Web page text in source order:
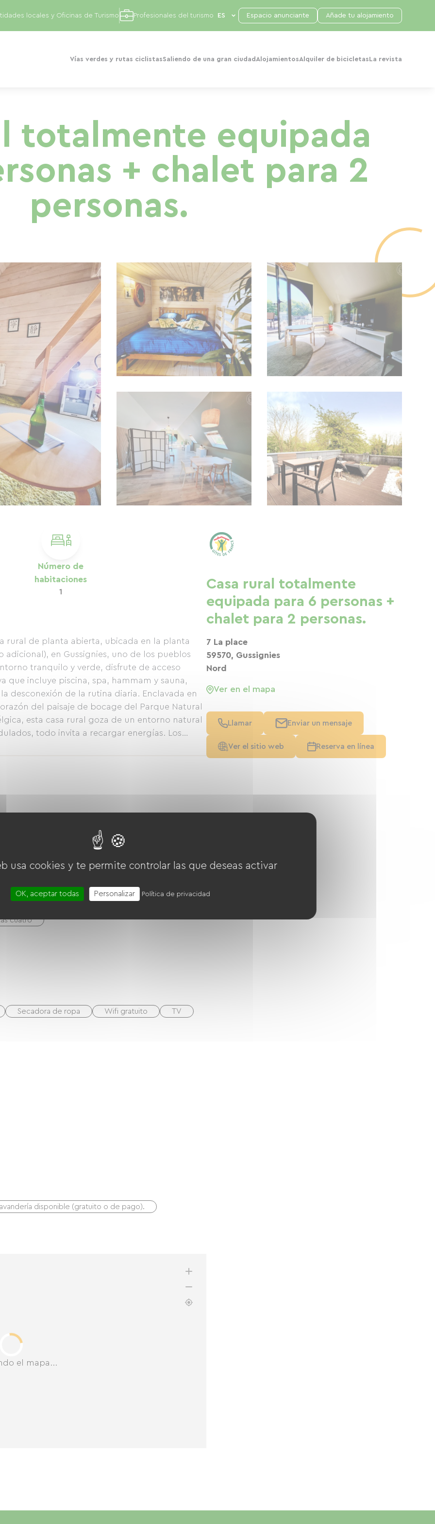
Vías verdes y rutas ciclistasSaliendo de una gran ciudad AlojamientosAlquiler de bicicletas La revista
locales y Oficinas de Turismo Profesionales del turismo Espacio anunciante Añade tu alojamiento
totalmente equipada
+ chalet para 2
personas.
Número de
habitaciones
1
rural de planta abierta, ubicada en la planta
en Gussignies, uno de los pueblos
tranquilo y verde, disfrute de acceso
que incluye piscina, spa, hammam y sauna,
desconexión de la rutina diaria. Enclavada en
del paisaje de bocage del Parque Natural
esta casa rural goza de un entorno natural
todo invita a recargar energías. Los
de Mormal, ideal para escapadas en plena
cuatro
Secadora de ropa Wifi gratuito
TV
disponible (gratuito o de pago).
el mapa...
Casa rural totalmente
equipada para 6 personas +
chalet para 2 personas.
7 La place
59570, Gussignies
Nord
Ver en el mapa
Llamar Enviar un mensaje
Ver el sitio web Reserva en línea
usa cookies y te permite controlar las que deseas activar
OK, aceptar todas Personalizar Política de privacidad